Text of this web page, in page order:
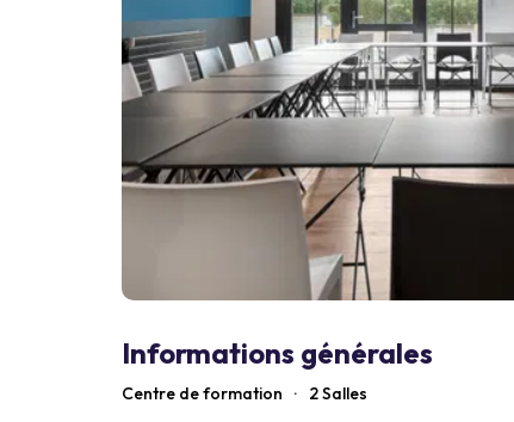
Informations générales
Centre de formation · 2 Salles